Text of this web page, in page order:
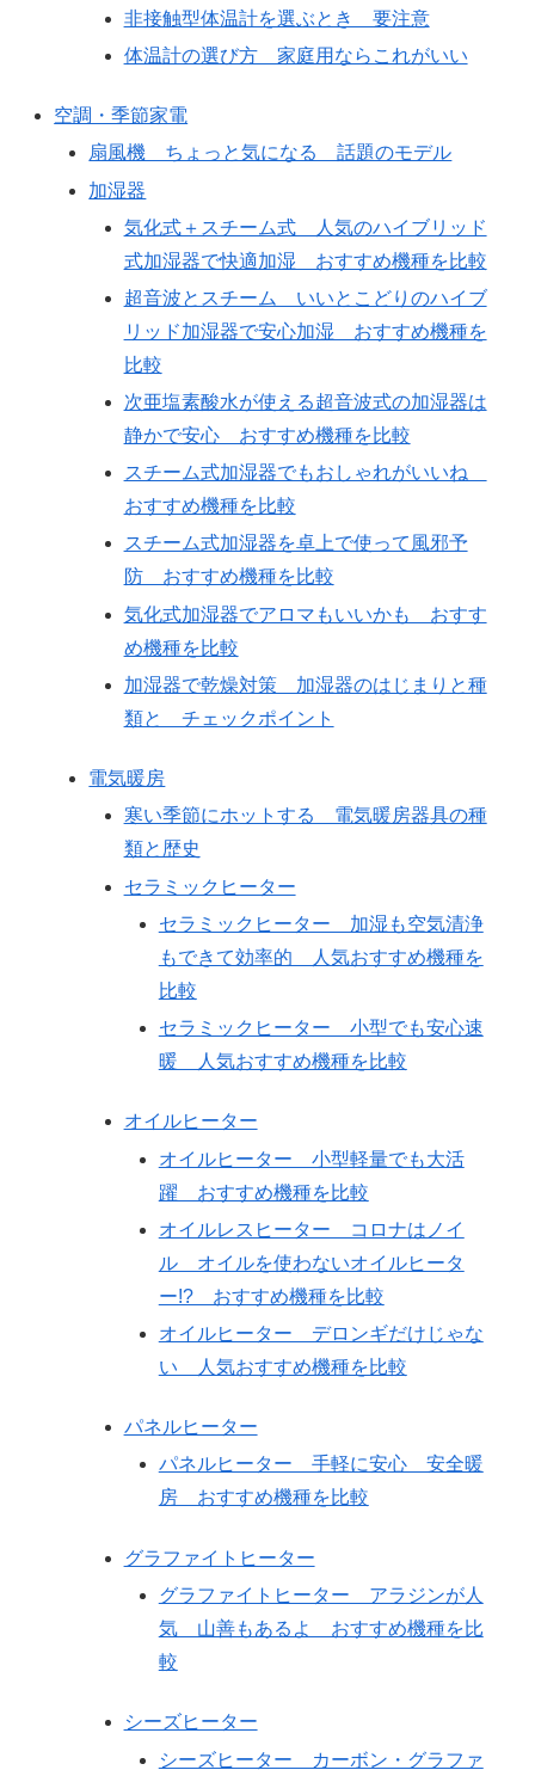
非接触型体温計を選ぶとき 要注意
体温計の選び方 家庭用ならこれがいい
空調・季節家電
扇風機 ちょっと気になる 話題のモデル
加湿器
気化式＋スチーム式 人気のハイブリッド
式加湿器で快適加湿 おすすめ機種を比較
超音波とスチーム いいとこどりのハイブ
リッド加湿器で安心加湿 おすすめ機種を
比較
次亜塩素酸水が使える超音波式の加湿器は
静かで安心 おすすめ機種を比較
スチーム式加湿器でもおしゃれがいいね
おすすめ機種を比較
スチーム式加湿器を卓上で使って風邪予
防 おすすめ機種を比較
気化式加湿器でアロマもいいかも おすす
め機種を比較
加湿器で乾燥対策 加湿器のはじまりと種
類と チェックポイント
電気暖房
寒い季節にホットする 電気暖房器具の種
類と歴史
セラミックヒーター
セラミックヒーター 加湿も空気清浄
もできて効率的 人気おすすめ機種を
比較
セラミックヒーター 小型でも安心速
暖 人気おすすめ機種を比較
オイルヒーター
オイルヒーター 小型軽量でも大活
躍 おすすめ機種を比較
オイルレスヒーター コロナはノイ
ル オイルを使わないオイルヒータ
ー!? おすすめ機種を比較
オイルヒーター デロンギだけじゃな
い 人気おすすめ機種を比較
パネルヒーター
パネルヒーター 手軽に安心 安全暖
房 おすすめ機種を比較
グラファイトヒーター
グラファイトヒーター アラジンが人
気 山善もあるよ おすすめ機種を比
較
シーズヒーター
シーズヒーター カーボン・グラファ